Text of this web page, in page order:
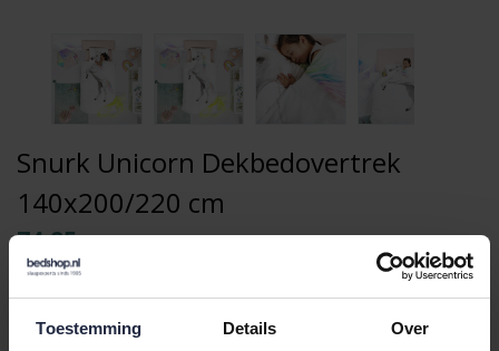
Toestemming Details Over
Snurk Unicorn Dekbedovertrek
140x200/220 cm
74,95